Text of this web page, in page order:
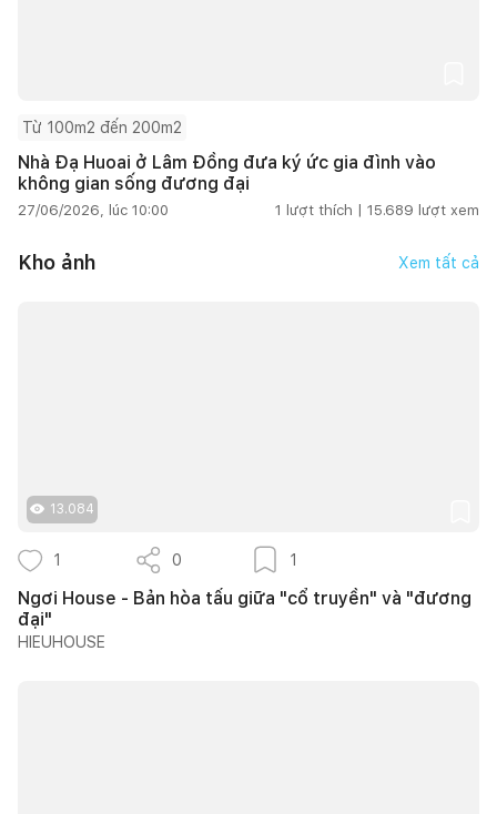
Từ 100m2 đến 200m2
Nhà Đạ Huoai ở Lâm Đồng đưa ký ức gia đình vào
không gian sống đương đại
27/06/2026, lúc 10:00 1 lượt thích | 15.689 lượt xem
Kho ảnh Xem tất cả
13.084
1 0 1
Ngơi House - Bản hòa tấu giữa "cổ truyền" và "đương
đại"
HIEUHOUSE